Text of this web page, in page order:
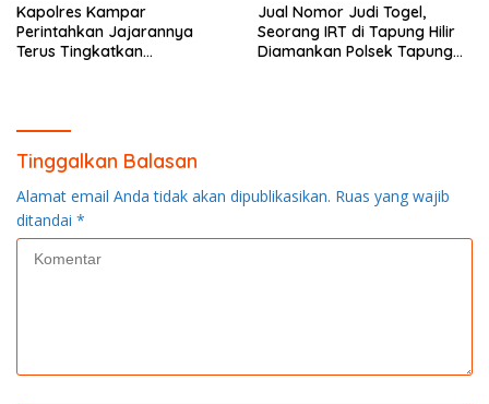
Kapolres Kampar
Perintahkan Jajarannya
Terus Tingkatkan
Jual Nomor Judi Togel,
Seorang IRT di Tapung Hilir
Diamankan Polsek Tapung
Tinggalkan Balasan
Alamat email Anda tidak akan dipublikasikan. Ruas yang wajib
ditandai *